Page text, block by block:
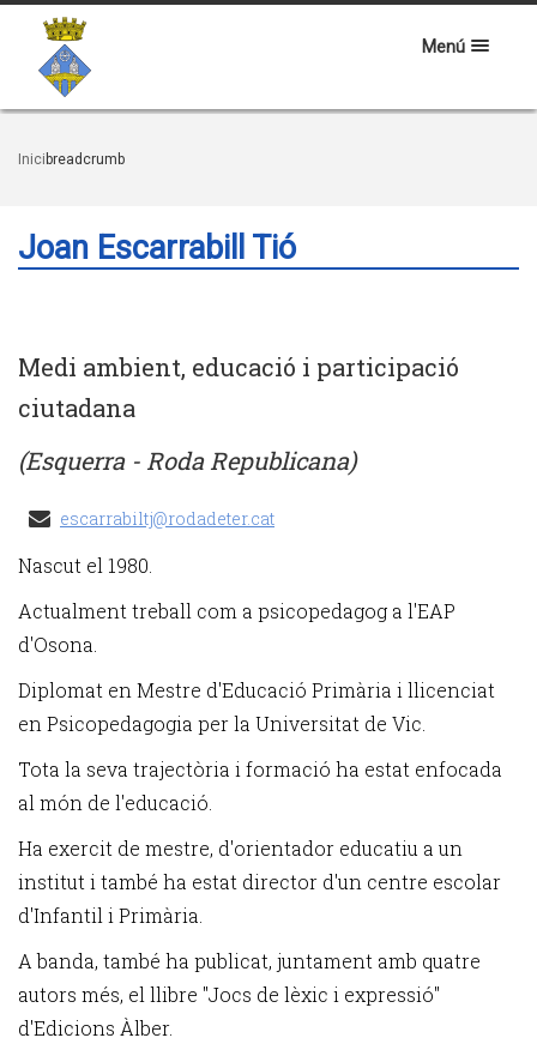
Menú
Inici breadcrumb
Joan Escarrabill Tió
Medi ambient, educació i participació
ciutadana
(Esquerra - Roda Republicana)
escarrabiltj@rodadeter.cat
Nascut el 1980.
Actualment treball com a psicopedagog a l'EAP
d'Osona.
Diplomat en Mestre d'Educació Primària i llicenciat
en Psicopedagogia per la Universitat de Vic.
Tota la seva trajectòria i formació ha estat enfocada
al món de l'educació.
Ha exercit de mestre, d'orientador educatiu a un
institut i també ha estat director d'un centre escolar
d'Infantil i Primària.
A banda, també ha publicat, juntament amb quatre
autors més, el llibre "Jocs de lèxic i expressió"
d'Edicions Àlber.